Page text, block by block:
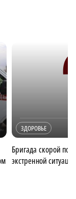
ЗДОРОВЬЕ
Бригада скорой
экстренной